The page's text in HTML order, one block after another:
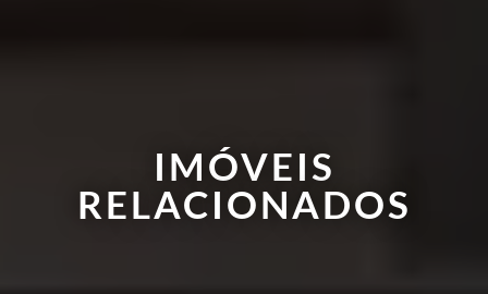
IMÓVEIS
RELACIONADOS